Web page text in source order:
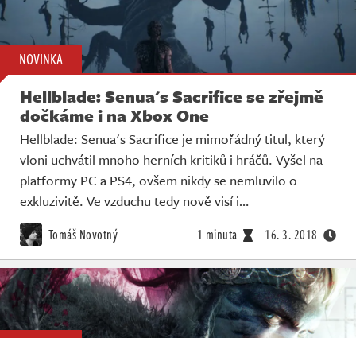
NOVINKA
Hellblade: Senua's Sacrifice se zřejmě
dočkáme i na Xbox One
Hellblade: Senua's Sacrifice je mimořádný titul, který
vloni uchvátil mnoho herních kritiků i hráčů. Vyšel na
platformy PC a PS4, ovšem nikdy se nemluvilo o
exkluzivitě. Ve vzduchu tedy nově visí i…
Tomáš Novotný 1 minuta 16. 3. 2018